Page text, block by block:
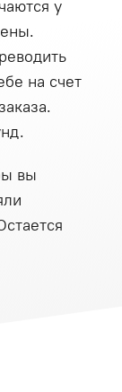
у
на счет
вы